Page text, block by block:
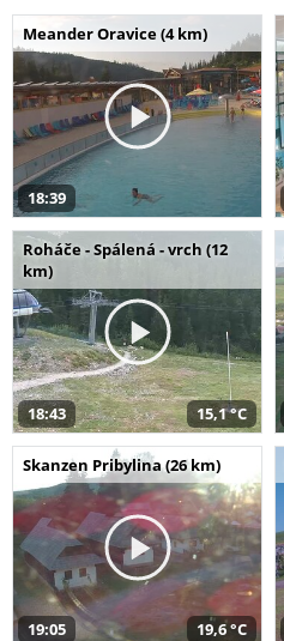
Meander Oravice (4 km)
18:39
Roháče - Spálená - vrch (12
km)
18:43 15,1 °C
Skanzen Pribylina (26 km)
19:05 19,6 °C